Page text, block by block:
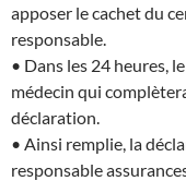
apposer le cachet du
responsable.
• Dans les 24 heures,
médecin qui
déclaration.
• Ainsi remplie, la
responsable